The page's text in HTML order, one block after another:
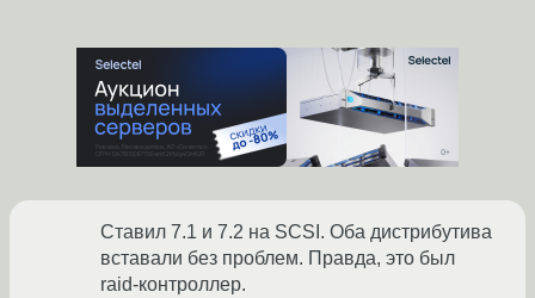
Ставил 7.1 и 7.2 на SCSI. Оба дистрибутива
вставали без проблем. Правда, это был
raid-контроллер.